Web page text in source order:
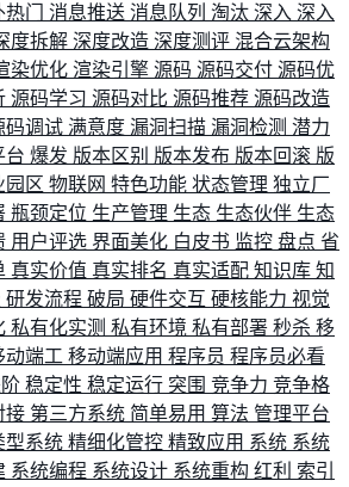
热门 消息推送 消息队列 淘汰 深入 深入
度拆解 深度改造 深度测评 混合云架构
染优化 渲染引擎 源码 源码交付 源码优
源码学习 源码对比 源码推荐 源码改造
码调试 满意度 漏洞扫描 漏洞检测 潜力
台 爆发 版本区别 版本发布 版本回滚 版
园区 物联网 特色功能 状态管理 独立厂
瓶颈定位 生产管理 生态 生态伙伴 生态
用户评选 界面美化 白皮书 监控 盘点 省
真实价值 真实排名 真实适配 知识库 知
研发流程 破局 硬件交互 硬核能力 视觉
私有化实测 私有环境 私有部署 秒杀 移
动端工 移动端应用 程序员 程序员必看
稳定性 稳定运行 突围 竞争力 竞争格
接 第三方系统 简单易用 算法 管理平台
型系统 精细化管控 精致应用 系统 系统
系统编程 系统设计 系统重构 红利 索引